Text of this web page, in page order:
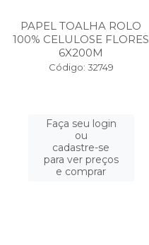
PAPEL TOALHA ROLO
100% CELULOSE FLORES
6X200M
Código: 32749
Faça seu login
ou
cadastre-se
para ver preços
e comprar